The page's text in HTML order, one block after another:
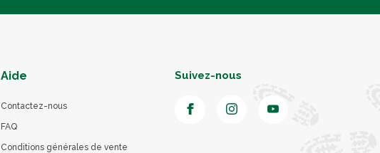
Aide
Contactez-nous
FAQ
Conditions générales de vente
Suivez-nous